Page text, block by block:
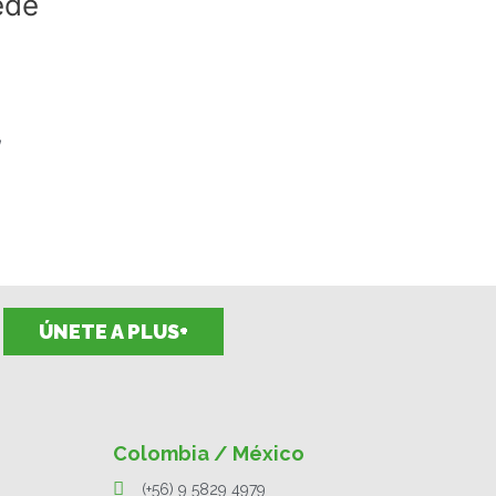
ÚNETE A PLUS+
Colombia / México
(+56) 9 5829 4979